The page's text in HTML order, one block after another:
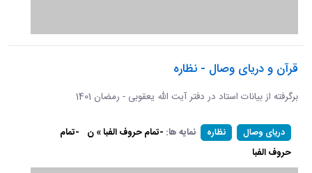
قرآن و دریای وصال - نظاره
برگرفته از بیانات استاد در دفتر آیت الله یعقوبی - رمضان 1401
دریای وصال نظاره نمایه ها: -تمام حروف الفبا » ن -تمام
حروف الفبا